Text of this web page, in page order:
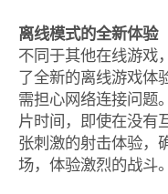
离线模式的全新体验
不同于其他在线游戏
了全新的离线游戏体
需担心网络连接问题
片时间，即使在没有
张刺激的射击体验，
场，体验激烈的战斗。